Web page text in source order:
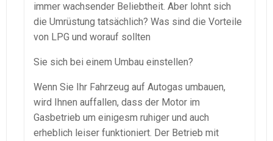
immer wachsender Beliebtheit. Aber lohnt sich
die Umrüstung tatsächlich? Was sind die Vorteile
von LPG und worauf sollten
Sie sich bei einem Umbau einstellen?
Wenn Sie Ihr Fahrzeug auf Autogas umbauen,
wird Ihnen auffallen, dass der Motor im
Gasbetrieb um einigesm ruhiger und auch
erheblich leiser funktioniert. Der Betrieb mit